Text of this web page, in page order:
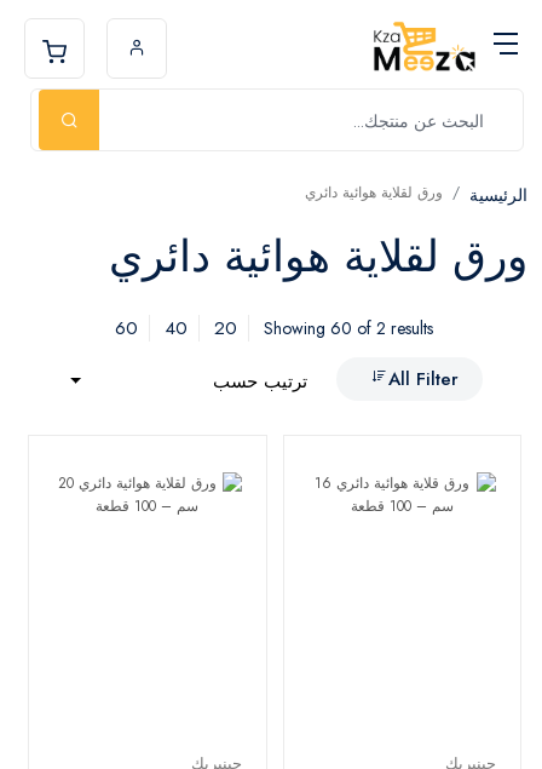
الرئيسية ورق لقلاية هوائية دائري
ورق لقلاية هوائية دائري
Showing 60 of 2 results
20
40
60
All Filter
ترتيب حسب
جينيريك جينيريك